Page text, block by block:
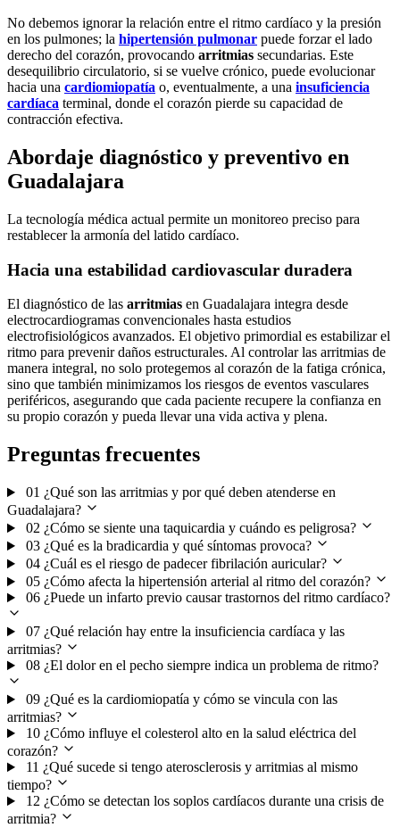
No debemos ignorar la relación entre el ritmo cardíaco y la presión
en los pulmones; la hipertensión pulmonar puede forzar el lado
derecho del corazón, provocando arritmias secundarias. Este
desequilibrio circulatorio, si se vuelve crónico, puede evolucionar
hacia una cardiomiopatía o, eventualmente, a una insuficiencia
cardíaca terminal, donde el corazón pierde su capacidad de
contracción efectiva.
Abordaje diagnóstico y preventivo en
Guadalajara
La tecnología médica actual permite un monitoreo preciso para
restablecer la armonía del latido cardíaco.
Hacia una estabilidad cardiovascular duradera
El diagnóstico de las arritmias en Guadalajara integra desde
electrocardiogramas convencionales hasta estudios
electrofisiológicos avanzados. El objetivo primordial es estabilizar el
ritmo para prevenir daños estructurales. Al controlar las arritmias de
manera integral, no solo protegemos al corazón de la fatiga crónica,
sino que también minimizamos los riesgos de eventos vasculares
periféricos, asegurando que cada paciente recupere la confianza en
su propio corazón y pueda llevar una vida activa y plena.
Preguntas frecuentes
01 ¿Qué son las arritmias y por qué deben atenderse en
Guadalajara?
02 ¿Cómo se siente una taquicardia y cuándo es peligrosa?
03 ¿Qué es la bradicardia y qué síntomas provoca?
04 ¿Cuál es el riesgo de padecer fibrilación auricular?
05 ¿Cómo afecta la hipertensión arterial al ritmo del corazón?
06 ¿Puede un infarto previo causar trastornos del ritmo cardíaco?
07 ¿Qué relación hay entre la insuficiencia cardíaca y las
arritmias?
08 ¿El dolor en el pecho siempre indica un problema de ritmo?
09 ¿Qué es la cardiomiopatía y cómo se vincula con las
arritmias?
10 ¿Cómo influye el colesterol alto en la salud eléctrica del
corazón?
11 ¿Qué sucede si tengo aterosclerosis y arritmias al mismo
tiempo?
12 ¿Cómo se detectan los soplos cardíacos durante una crisis de
arritmia?